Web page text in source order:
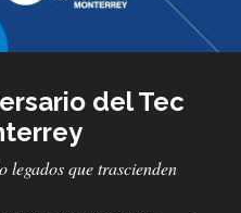
del Tec
legados que trascienden